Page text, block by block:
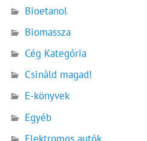
Bioetanol
Biomassza
Cég Kategória
Csináld magad!
E-könyvek
Egyéb
Elektromos autók